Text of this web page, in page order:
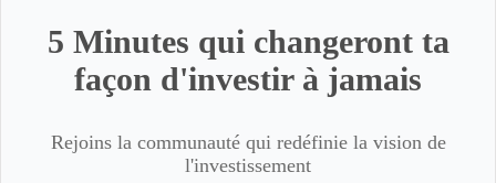
5 Minutes qui changeront ta
façon d'investir à jamais
Rejoins la communauté qui redéfinie la vision de
l'investissement